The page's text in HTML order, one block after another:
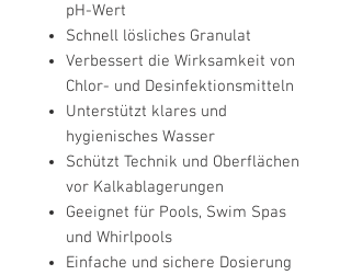
pH-Wert
Schnell lösliches Granulat
Verbessert die Wirksamkeit von
Chlor- und Desinfektionsmitteln
Unterstützt klares und
hygienisches Wasser
Schützt Technik und Oberflächen
vor Kalkablagerungen
Geeignet für Pools, Swim Spas
und Whirlpools
Einfache und sichere Dosierung